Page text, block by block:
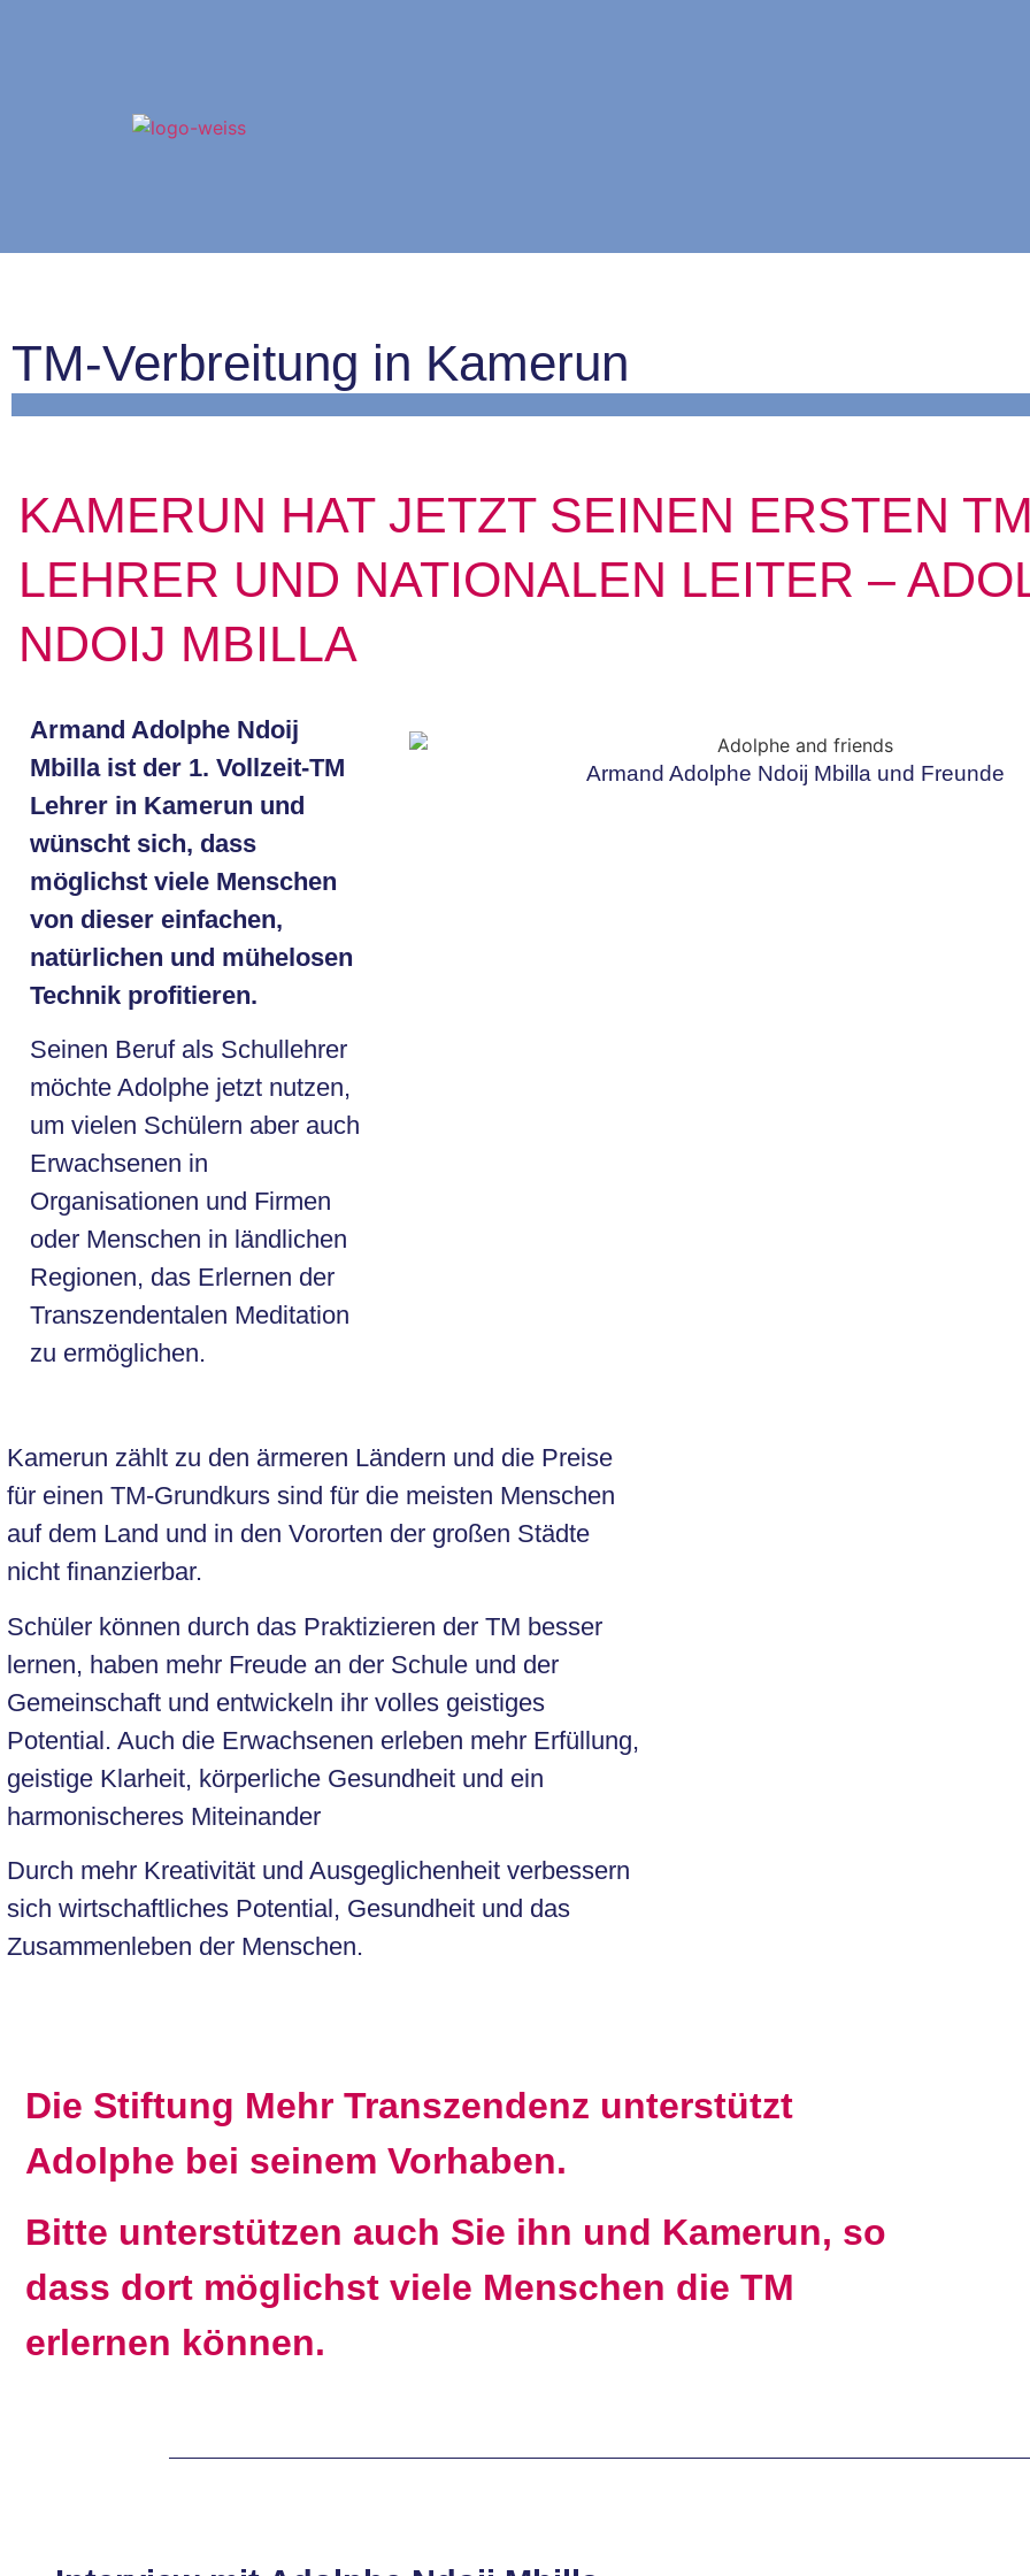
TM-Verbreitung in Kamerun
KAMERUN HAT JETZT SEINEN ERSTEN
LEHRER UND NATIONALEN LEITER –
NDOIJ MBILLA
Armand Adolphe Ndoij
Mbilla ist der 1. Vollzeit-TM
Lehrer in Kamerun und
wünscht sich, dass
möglichst viele Menschen
von dieser einfachen,
natürlichen und mühelosen
Technik profitieren.
Seinen Beruf als Schullehrer
möchte Adolphe jetzt nutzen,
um vielen Schülern aber auch
Erwachsenen in
Organisationen und Firmen
oder Menschen in ländlichen
Regionen, das Erlernen der
Transzendentalen Meditation
zu ermöglichen.
Armand Adolphe Ndoij Mbilla und Freunde
Kamerun zählt zu den ärmeren Ländern und die Preise
für einen TM-Grundkurs sind für die meisten Menschen
auf dem Land und in den Vororten der großen Städte
nicht finanzierbar.
Schüler können durch das Praktizieren der TM besser
lernen, haben mehr Freude an der Schule und der
Gemeinschaft und entwickeln ihr volles geistiges
Potential. Auch die Erwachsenen erleben mehr Erfüllung,
geistige Klarheit, körperliche Gesundheit und ein
harmonischeres Miteinander
Durch mehr Kreativität und Ausgeglichenheit verbessern
sich wirtschaftliches Potential, Gesundheit und das
Zusammenleben der Menschen.
Die Stiftung Mehr Transzendenz unterstützt
Adolphe bei seinem Vorhaben.
Bitte unterstützen auch Sie ihn und Kamerun, so
dass dort möglichst viele Menschen die TM
erlernen können.